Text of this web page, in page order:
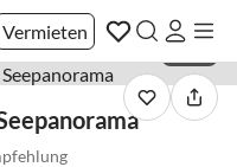
Vermieten